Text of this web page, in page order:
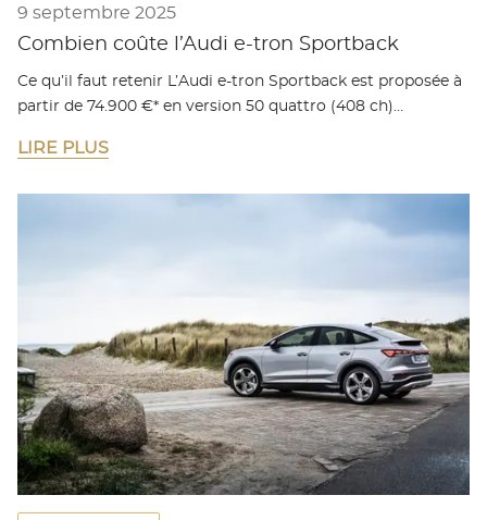
9 septembre 2025
Combien coûte l’Audi e-tron Sportback
Ce qu’il faut retenir L’Audi e-tron Sportback est proposée à
partir de 74.900 €* en version 50 quattro (408 ch)…
LIRE PLUS